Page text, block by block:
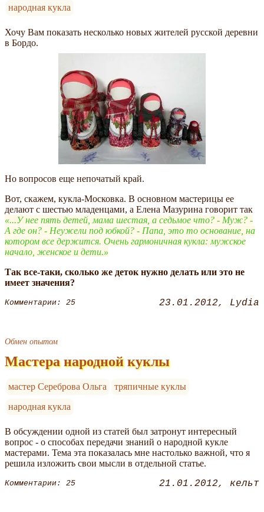
народная кукла
Хочу Вам показать несколько новых жителей русской деревни
в Бордо.
Но вопросов еще непочатый край.
Вот, скажем, кукла-Московка. В основном мастерицы ее
делают с шестью младенцами, а Елена Мазурина говорит так
...У нее пять детей, мама шестая, а седьмое что? - Муж? -
А где он? - Неужели под юбкой? - Папа, это то основание, на
котором все держится. Очень гармоничная кукла: мужское
начало, женское и дети.
Так все-таки, сколько же деток нужно делать или это не
имеет значения?
Комментарии: 25 23.01.2012 Lydia
Обмен опытом
Мастера народной куклы
мастер Сереброва Ольга
тряпичные куклы
народная кукла
В обсуждении одной из статей был затронут интересный
вопрос - о способах передачи знаний о народной кукле
мастерами. Тема эта показалась мне настолько важной, что я
решила изложить свои мысли в отдельной статье.
Комментарии: 25 21.01.2012 кельт